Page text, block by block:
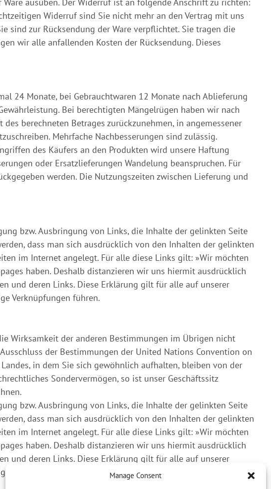
Manage Consent
Widerruf sind Sie nicht mehr an den Vertrag mit uns
sind zur Rücksendung der Ware verpflichtet. Sie tragen die
wir alle anfallenden Kosten der Rücksendung. Dieses
24 Monate, bei Gebrauchtwaren 12 Monate nach Ablieferung
Bei berechtigten Mängelrügen haben wir nach
berechneten Betrages zurückzunehmen, in angemessener
Mehrfache Nachbesserungen sind zulässig.
des Käufers an den Produkten wird unsere Haftung
oder Ersatzlieferungen Wandelung beanspruchen. Für
werden. Die Nutzungszeiten zwischen Lieferung und
bzw. Ausbringung von Links, die Inhalte der gelinkten Seite
dass man sich ausdrücklich von den Inhalten der gelinkten
im Internet angelegt. Für alle diese Links gilt: »Wir möchten
haben. Deshalb distanzieren wir uns hiermit ausdrücklich
und deren Links. Diese Erklärung gilt für alle auf unserer
Verknüpfungen führen.
Wirksamkeit der anderen Bestimmungen im Übrigen nicht
der Bestimmungen der United Nations Convention on
in dem Sie sich gewöhnlich aufhalten, bleiben von der
Sondervermögen, so ist unser Geschäftssitz
bzw. Ausbringung von Links, die Inhalte der gelinkten Seite
dass man sich ausdrücklich von den Inhalten der gelinkten
im Internet angelegt. Für alle diese Links gilt: »Wir möchten
haben. Deshalb distanzieren wir uns hiermit ausdrücklich
und deren Links. Diese Erklärung gilt für alle auf unserer
Verknüpfungen führen